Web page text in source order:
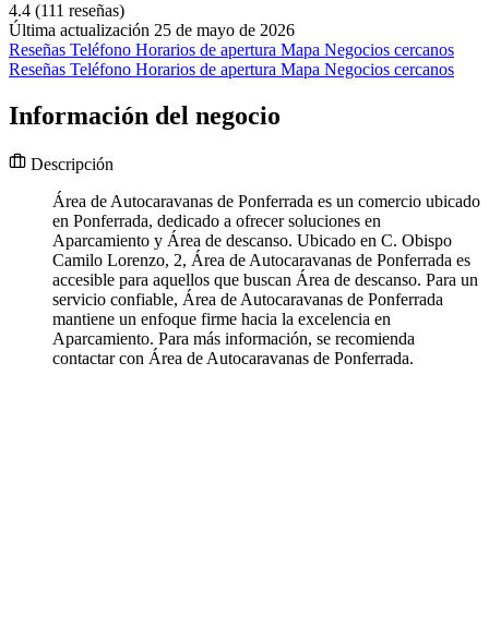
4.4 (111 reseñas)
Última actualización 25 de mayo de 2026
Reseñas Teléfono Horarios de apertura Mapa Negocios cercanos
Reseñas Teléfono Horarios de apertura Mapa Negocios cercanos
Información del negocio
Descripción
Área de Autocaravanas de Ponferrada es un comercio ubicado
en Ponferrada, dedicado a ofrecer soluciones en
Aparcamiento y Área de descanso. Ubicado en C. Obispo
Camilo Lorenzo, 2, Área de Autocaravanas de Ponferrada es
accesible para aquellos que buscan Área de descanso. Para un
servicio confiable, Área de Autocaravanas de Ponferrada
mantiene un enfoque firme hacia la excelencia en
Aparcamiento. Para más información, se recomienda
contactar con Área de Autocaravanas de Ponferrada.